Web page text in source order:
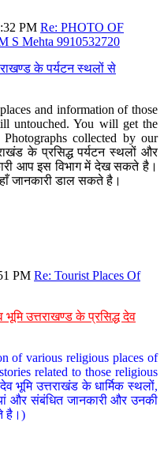
PM Re: PHOTO OF
S Mehta 9910532720
के पर्यटन स्थलों से
and information of those
untouched. You will get the
collected by our
के प्रसिद्ध पर्यटन स्थलों और
आप इस विभाग में देख सकते है।
जानकारी डाल सकते है।
PM Re: Tourist Places Of
उत्तराखण्ड के प्रसिद्ध देव
of various religious places of
related to those religious
भूमि उत्तराखंड के धार्मिक स्थलों,
और संबंधित जानकारी और उनकी
है।)